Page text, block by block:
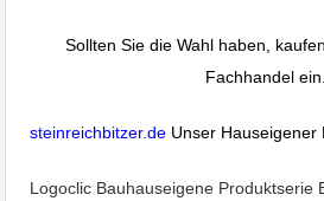
Sollten Sie die Wahl haben,
Fachhandel ein.
steinreichbitzer.de Unser Hauseigener
Logoclic Bauhauseigene Produktserie